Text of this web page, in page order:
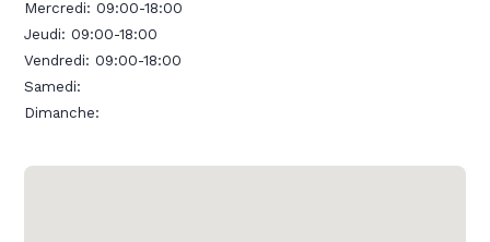
Mercredi:09:00-18:00
Jeudi:09:00-18:00
Vendredi:09:00-18:00
Samedi:
Dimanche: